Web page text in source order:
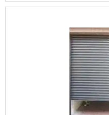
há mais de 10 anos,
com excelente qualidade e